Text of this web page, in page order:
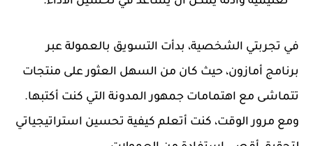
في تجربتي الشخصية، بدأت التسويق بالعمولة عبر
برنامج أمازون، حيث كان من السهل العثور على منتجات
تتماشى مع اهتمامات جمهور المدونة التي كنت أكتبها.
ومع مرور الوقت، كنت أتعلم كيفية تحسين استراتيجياتي